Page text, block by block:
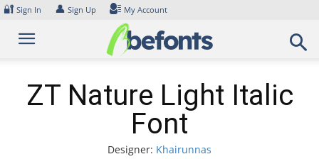
Skip
content
🔐 Sign In 👤 Sign Up My Account
ZT Nature Light Italic
Font
Designer: Khairunnas